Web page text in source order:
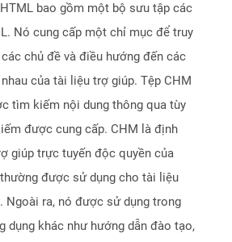
bao gồm một bộ sưu tập các
Nó cung cấp một chỉ mục để truy
chủ đề và điều hướng đến các
của tài liệu trợ giúp. Tệp CHM
tìm kiếm nội dung thông qua tùy
được cung cấp. CHM là định
giúp trực tuyến độc quyền của
được sử dụng cho tài liệu
Ngoài ra, nó được sử dụng trong
dụng khác như hướng dẫn đào tạo,